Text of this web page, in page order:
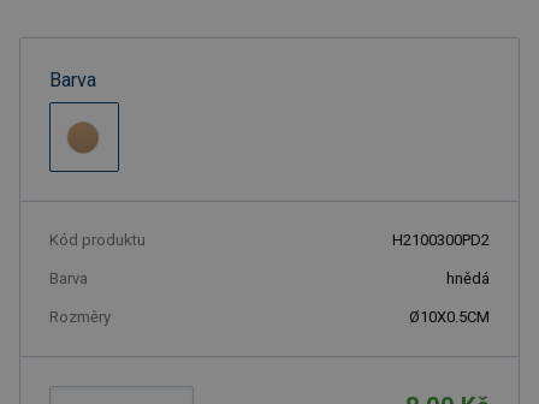
Barva
Kód produktu H2100300PD2
Barva hnědá
Rozměry Ø10X0.5CM